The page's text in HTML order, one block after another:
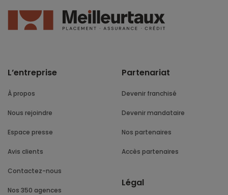
L’entreprise
À propos
Nous rejoindre
Espace presse
Avis clients
Contactez-nous
Nos 350 agences
Partenariat
Devenir franchisé
Devenir mandataire
Nos partenaires
Accès partenaires
Légal